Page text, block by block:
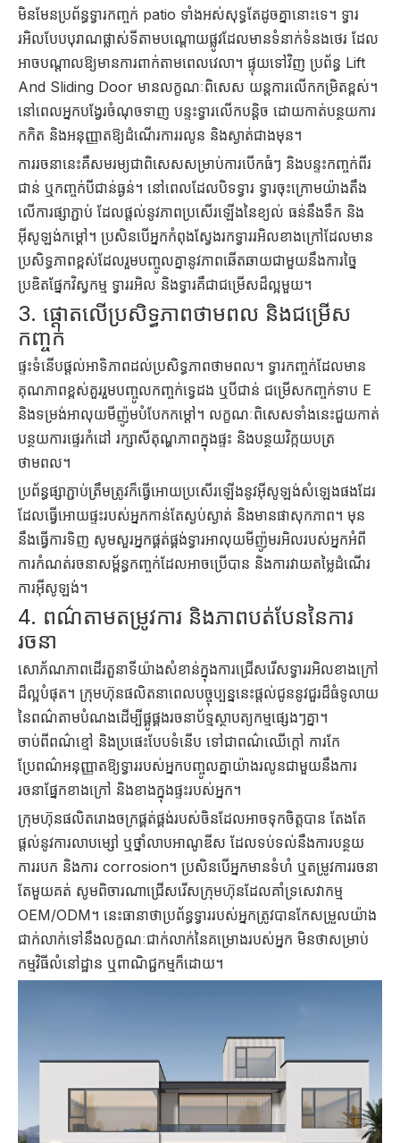
មិនមែនប្រព័ន្ធទ្វារកញ្ចក់ patio ទាំងអស់សុទ្ធតែដូចគ្នានោះទេ។ ទ្វារ
រអិលបែបបុរាណផ្លាស់ទីតាមបណ្តោយផ្លូវដែលមានទំនាក់ទំនងថេរ ដែល
អាចបណ្តាលឱ្យមានការពាក់តាមពេលវេលា។ ផ្ទុយទៅវិញ ប្រព័ន្ធ Lift
And Sliding Door មានលក្ខណៈពិសេស យន្តការលើកកម្រិតខ្ពស់។
នៅពេលអ្នកបង្វែរចំណុចទាញ បន្ទះទ្វារលើកបន្តិច ដោយកាត់បន្ថយការ
កកិត និងអនុញ្ញាតឱ្យដំណើរការរលូន និងស្ងាត់ជាងមុន។
ការរចនានេះគឺសមរម្យជាពិសេសសម្រាប់ការបើកធំៗ និងបន្ទះកញ្ចក់ពីរ
ជាន់ ឬកញ្ចក់បីជាន់ធ្ងន់។ នៅពេលដែលបិទទ្វារ ទ្វារចុះក្រោមយ៉ាងតឹង
លើការផ្សាភ្ជាប់ ដែលផ្តល់នូវភាពប្រសើរឡើងនៃខ្យល់ ធន់នឹងទឹក និង
អ៊ីសូឡង់កម្ដៅ។ ប្រសិនបើអ្នកកំពុងស្វែងរកទ្វាររអិលខាងក្រៅដែលមាន
ប្រសិទ្ធភាពខ្ពស់ដែលរួមបញ្ចូលគ្នានូវភាពឆើតឆាយជាមួយនឹងការច្នៃ
ប្រឌិតផ្នែកវិស្វកម្ម ទ្វាររអិល និងទ្វារគឺជាជម្រើសដ៏ល្អមួយ។
3. ផ្តោតលើប្រសិទ្ធភាពថាមពល និងជម្រើស
កញ្ចក់
ផ្ទះទំនើបផ្តល់អាទិភាពដល់ប្រសិទ្ធភាពថាមពល។ ទ្វារកញ្ចក់ដែលមាន
គុណភាពខ្ពស់គួររួមបញ្ចូលកញ្ចក់ទ្វេដង ឬបីជាន់ ជម្រើសកញ្ចក់ទាប E
និងទម្រង់អាលុយមីញ៉ូមបំបែកកម្ដៅ។ លក្ខណៈពិសេសទាំងនេះជួយកាត់
បន្ថយការផ្ទេរកំដៅ រក្សាសីតុណ្ហភាពក្នុងផ្ទះ និងបន្ថយវិក្កយបត្រ
ថាមពល។
ប្រព័ន្ធផ្សាភ្ជាប់ត្រឹមត្រូវក៏ធ្វើអោយប្រសើរឡើងនូវអ៊ីសូឡង់សំឡេងផងដែរ
ដែលធ្វើអោយផ្ទះរបស់អ្នកកាន់តែស្ងប់ស្ងាត់ និងមានផាសុកភាព។ មុន
នឹងធ្វើការទិញ សូមសួរអ្នកផ្គត់ផ្គង់ទ្វារអាលុយមីញ៉ូមរអិលរបស់អ្នកអំពី
ការកំណត់រចនាសម្ព័ន្ធកញ្ចក់ដែលអាចប្រើបាន និងការវាយតម្លៃដំណើរ
ការអ៊ីសូឡង់។
4. ពណ៌តាមតម្រូវការ និងភាពបត់បែននៃការ
រចនា
សោភ័ណភាពដើរតួនាទីយ៉ាងសំខាន់ក្នុងការជ្រើសរើសទ្វាររអិលខាងក្រៅ
ដ៏ល្អបំផុត។ ក្រុមហ៊ុនផលិតនាពេលបច្ចុប្បន្ននេះផ្តល់ជូននូវជួរដ៏ធំទូលាយ
នៃពណ៌តាមបំណងដើម្បីផ្គូផ្គងរចនាប័ទ្មស្ថាបត្យកម្មផ្សេងៗគ្នា។
ចាប់ពីពណ៌ខ្មៅ និងប្រផេះបែបទំនើប ទៅជាពណ៌ឈើក្តៅ ការកែ
ប្រែពណ៌អនុញ្ញាតឱ្យទ្វាររបស់អ្នកបញ្ចូលគ្នាយ៉ាងរលូនជាមួយនឹងការ
រចនាផ្នែកខាងក្រៅ និងខាងក្នុងផ្ទះរបស់អ្នក។
ក្រុមហ៊ុនផលិតរោងចក្រផ្គត់ផ្គង់របស់ចិនដែលអាចទុកចិត្តបាន តែងតែ
ផ្តល់នូវការលាបម្សៅ ឬថ្នាំលាបអាណូឌីស ដែលទប់ទល់នឹងការបន្ថយ
ការរបក និងការ corrosion។ ប្រសិនបើអ្នកមានទំហំ ឬតម្រូវការរចនា
តែមួយគត់ សូមពិចារណាជ្រើសរើសក្រុមហ៊ុនដែលគាំទ្រសេវាកម្ម
OEM/ODM។ នេះធានាថាប្រព័ន្ធទ្វាររបស់អ្នកត្រូវបានកែសម្រួលយ៉ាង
ជាក់លាក់ទៅនឹងលក្ខណៈជាក់លាក់នៃគម្រោងរបស់អ្នក មិនថាសម្រាប់
កម្មវិធីលំនៅដ្ឋាន ឬពាណិជ្ជកម្មក៏ដោយ។